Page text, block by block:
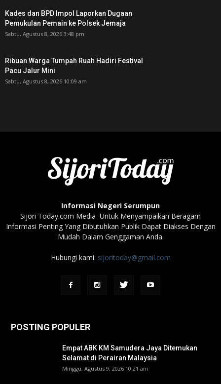
Kades dan BPD Impol Laporkan Dugaan
Pemukulan Pemain ke Polsek Jemaja
Sabtu, Agustus 8, 2026 3:48 pm
Ribuan Warga Tumpah Ruah Hadiri Festival
Pacu Jalur Mini
Sabtu, Agustus 8, 2026 10:09 am
Informasi Negeri Serumpun
Sijori Today.com Media Untuk Menyampaikan Beragam
Informasi Penting Yang Dibutuhkan Publik Dapat Diakses Dengan
Mudah Dalam Genggaman Anda.
Hubungi kami: sijoritoday@gmail.com
POSTING POPULER
Empat ABK KM Samudera Jaya Ditemukan
Selamat di Perairan Malaysia
Minggu, Agustus 9, 2026 10:21 am